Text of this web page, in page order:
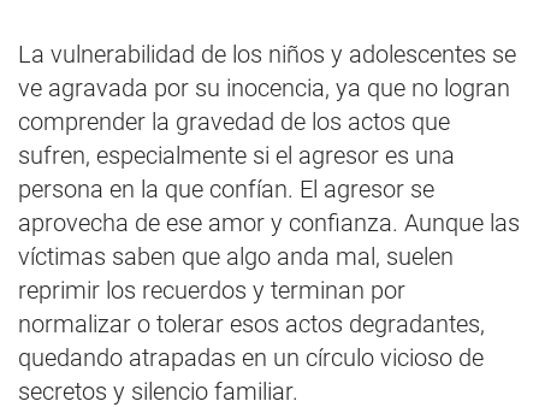
La vulnerabilidad de los niños y adolescentes se
ve agravada por su inocencia, ya que no logran
comprender la gravedad de los actos que
sufren, especialmente si el agresor es una
persona en la que confían. El agresor se
aprovecha de ese amor y confianza. Aunque las
víctimas saben que algo anda mal, suelen
reprimir los recuerdos y terminan por
normalizar o tolerar esos actos degradantes,
quedando atrapadas en un círculo vicioso de
secretos y silencio familiar.